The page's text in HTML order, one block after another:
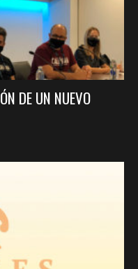
DE UN NUEVO